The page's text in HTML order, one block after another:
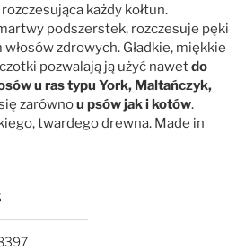
każdy kołtun.
podszerstek, rozczesuje pęki
zdrowych. Gładkie, miękkie
pozwalają ją użyć nawetdo
u ras typu York, Maltańczyk,
zarównou psów jak i kotów.
twardego drewna. Made in